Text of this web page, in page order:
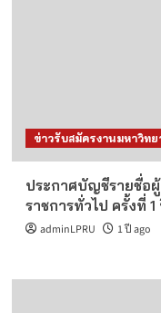
ข่าวรับสมัครงานมหาวิทย
ประกาศบัญชีรายชื่อ
ราชการทั่วไป ครั้งที่
adminLPRU 1 ปี ago